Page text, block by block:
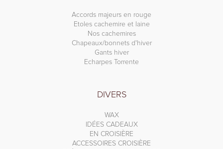
Accords majeurs en rouge
Etoles cachemire et laine
Nos cachemires
Chapeaux/bonnets d'hiver
Gants hiver
Echarpes Torrente
DIVERS
WAX
IDÉES CADEAUX
EN CROISIÈRE
ACCESSOIRES CROISIÈRE